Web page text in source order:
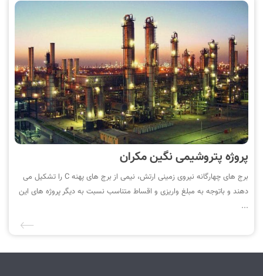
پروژه پتروشیمی نگین مکران
برج های چهارگانه نیروی زمینی ارتش، نیمی از برج های پهنه C را تشکیل می
دهند و باتوجه به مبلغ واریزی و اقساط متناسب نسبت به دیگر پروژه های این
...